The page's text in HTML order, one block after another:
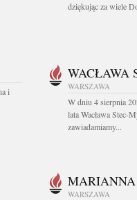
dziękując za wiele
i
WACŁAWA
WARSZAWA
W dniu 4 sierpnia
lata Wacława Stec-
zawiadamiamy...
WARSZAWA